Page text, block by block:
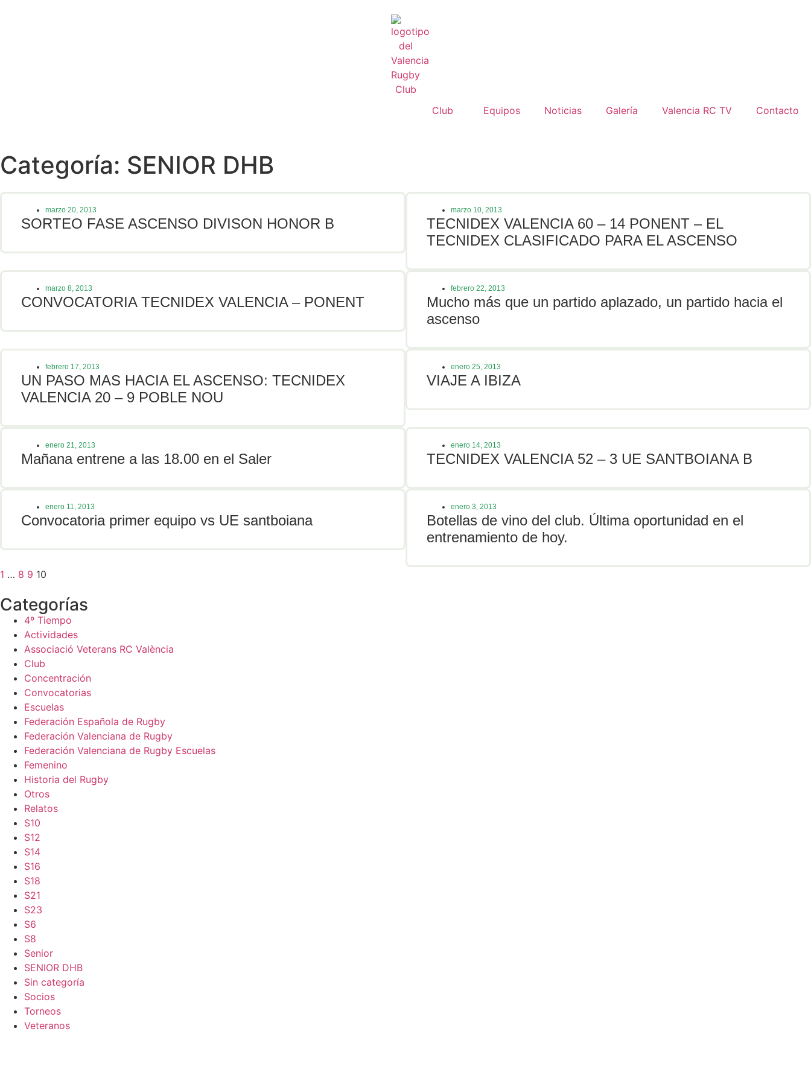
Club Equipos Noticias Galería Valencia RC TV Contacto
Categoría: SENIOR DHB
marzo 20, 2013
SORTEO FASE ASCENSO DIVISON HONOR B
marzo 10, 2013
TECNIDEX VALENCIA 60 – 14 PONENT – EL
TECNIDEX CLASIFICADO PARA EL ASCENSO
marzo 8, 2013
CONVOCATORIA TECNIDEX VALENCIA – PONENT
febrero 22, 2013
Mucho más que un partido aplazado, un partido hacia el
ascenso
febrero 17, 2013
UN PASO MAS HACIA EL ASCENSO: TECNIDEX
VALENCIA 20 – 9 POBLE NOU
enero 25, 2013
VIAJE A IBIZA
enero 21, 2013
Mañana entrene a las 18.00 en el Saler
enero 14, 2013
TECNIDEX VALENCIA 52 – 3 UE SANTBOIANA B
enero 11, 2013
Convocatoria primer equipo vs UE santboiana
enero 3, 2013
Botellas de vino del club. Última oportunidad en el
entrenamiento de hoy.
1 … 8 9 10
Categorías
4º Tiempo
Actividades
Associació Veterans RC València
Club
Concentración
Convocatorias
Escuelas
Federación Española de Rugby
Federación Valenciana de Rugby
Federación Valenciana de Rugby Escuelas
Femenino
Historia del Rugby
Otros
Relatos
S10
S12
S14
S16
S18
S21
S23
S6
S8
Senior
SENIOR DHB
Sin categoría
Socios
Torneos
Veteranos